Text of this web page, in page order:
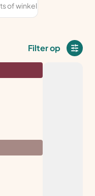
Filter op
vloeren